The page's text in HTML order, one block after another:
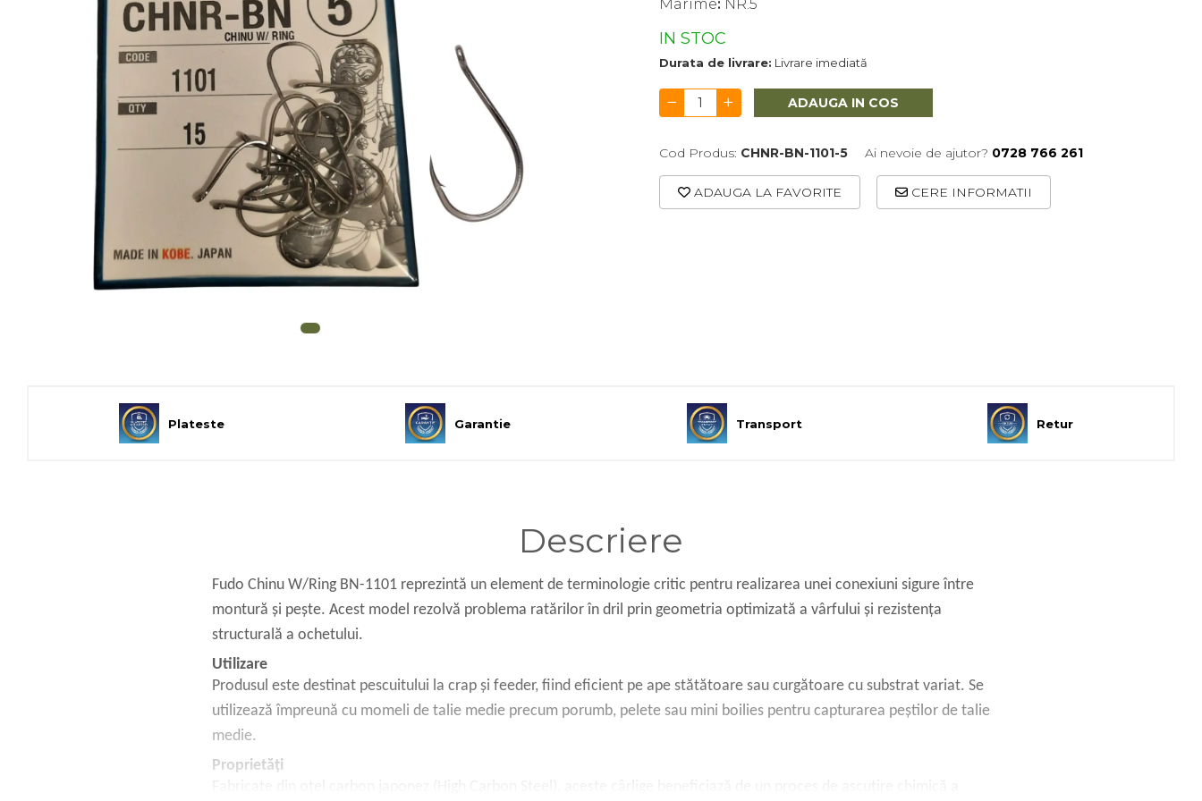
Marime: NR.5
IN STOC
Durata de livrare: Livrare imediată
ADAUGA IN COS
Cod Produs: CHNR-BN-1101-5 Ai nevoie de ajutor? 0728 766 261
ADAUGA LA FAVORITE CERE INFORMATII
Plateste Garantie Transport Retur
Descriere
Fudo Chinu W/Ring BN-1101 reprezintă un element de terminologie critic pentru realizarea unei conexiuni sigure între
montură și pește. Acest model rezolvă problema ratărilor în dril prin geometria optimizată a vârfului și rezistența
structurală a ochetului.
Utilizare
Produsul este destinat pescuitului la crap și feeder, fiind eficient pe ape stătătoare sau curgătoare cu substrat variat. Se
utilizează împreună cu momeli de talie medie precum porumb, pelete sau mini boilies pentru capturarea peștilor de talie
medie.
Proprietăți